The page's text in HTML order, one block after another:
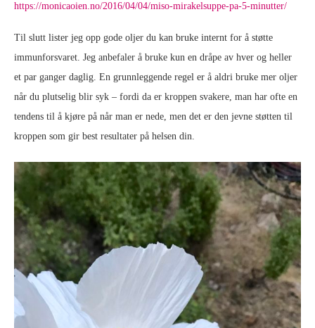
https://monicaoien.no/2016/04/04/miso-mirakelsuppe-pa-5-minutter/
Til slutt lister jeg opp gode oljer du kan bruke internt for å støtte
immunforsvaret. Jeg anbefaler å bruke kun en dråpe av hver og heller
et par ganger daglig. En grunnleggende regel er å aldri bruke mer oljer
når du plutselig blir syk – fordi da er kroppen svakere, man har ofte en
tendens til å kjøre på når man er nede, men det er den jevne støtten til
kroppen som gir best resultater på helsen din.